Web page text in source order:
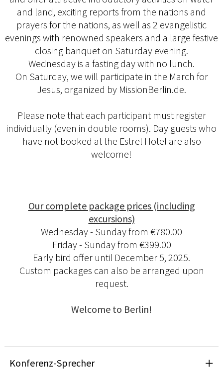
and land, exciting reports from the nations and
prayers for the nations, as well as 2 evangelistic
evenings with renowned speakers and a large festive
closing banquet on Saturday evening.
Wednesday is a fasting day with no lunch.
On Saturday, we will participate in the March for
Jesus, organized by MissionBerlin.de.
Please note that each participant must register
individually (even in double rooms). Day guests who
have not booked at the Estrel Hotel are also
welcome!
Our complete package prices (including
excursions)
Wednesday - Sunday from €780.00
Friday - Sunday from €399.00
Early bird offer until December 5, 2025.
Custom packages can also be arranged upon
request.
Welcome to Berlin!
Konferenz-Sprecher